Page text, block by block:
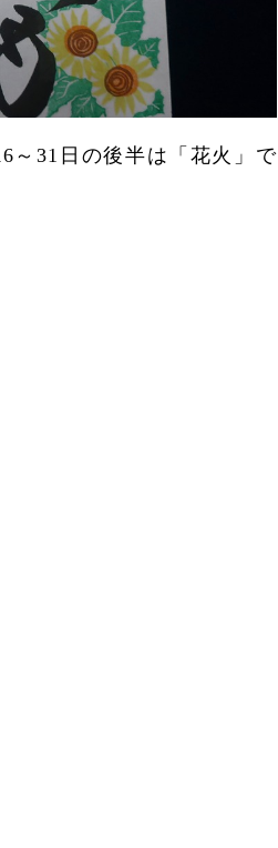
～31日の後半は「花火」で